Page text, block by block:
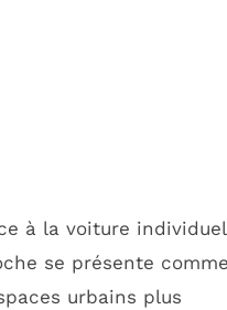
à la voiture
se présente
urbains plus